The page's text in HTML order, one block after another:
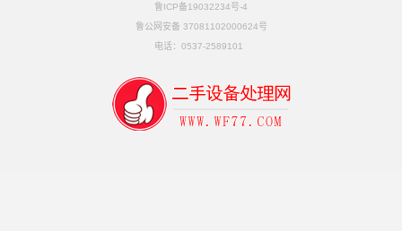
鲁ICP备19032234号-4
鲁公网安备 37081102000624号
电话： 0537-2589101